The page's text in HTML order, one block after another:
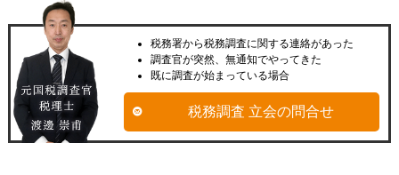
税務署から税務調査に関する連絡があった
調査官が突然、無通知でやってきた
既に調査が始まっている場合
税務調査 立会の問合せ